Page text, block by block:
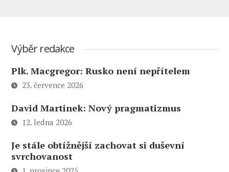
Výběr redakce
Plk. Macgregor: Rusko není nepřítelem
23. července 2026
David Martinek: Nový pragmatizmus
12. ledna 2026
Je stále obtížnější zachovat si duševní
svrchovanost